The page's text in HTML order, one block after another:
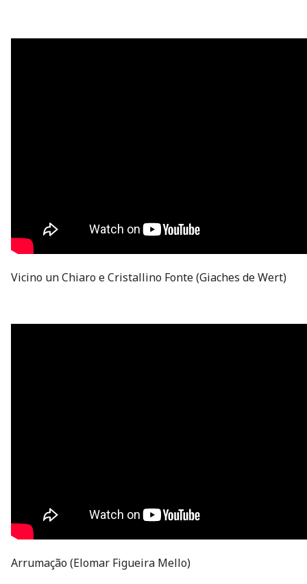
Vicino un Chiaro e Cristallino Fonte (Giaches de Wert)
Arrumação (Elomar Figueira Mello)